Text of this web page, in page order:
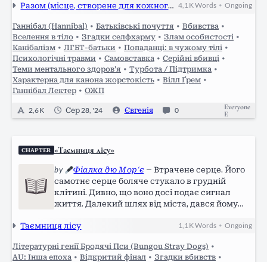
туман) - Agnetha Fältskog, Sometimes When I’m
звісно, сни навідують її в…
Разом (місце, створене для кожного з нас) 4,1 KWords •Ongoing
Ганнібал (Hannibal) • Батьківські почуття • Вбивства •
Вселення в тіло • Згадки селфхарму • Злам особистості •
Канібалізм • ЛГБТ-батьки • Попаданці: в чужому тілі •
Психологічні травми • Самовставка • Серійні вбивці •
Теми ментального здоров'я • Турбота / Підтримка •
Характерна для канона жорстокість • Вілл Ґрем •
Ганнібал Лектер • ОЖП
2,6 K Сер 28, '24 Євгенія 0
Everyone
E
CHAPTER «Таємниця лісу»
by Фіалка дю Мор‘є — Втрачене серце. Його
самотнє серце боляче стукало в грудній
клітині. Дивно, що воно досі подає сигнал
життя. Далекий шлях від міста, дався йому
прихильною. Вітки дерев поважно розступали
відкриваючи вид на…
Таємниця лісу 1,1 KWords •Ongoing
Літературні генії Бродячі Пси (Bungou Stray Dogs) •
AU: Інша епоха • Відкритий фінал • Згадки вбивств •